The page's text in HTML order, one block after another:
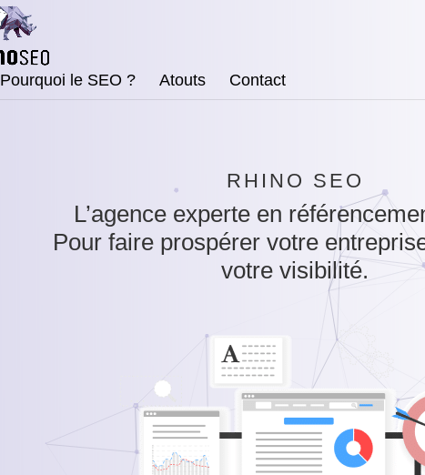
Pourquoi le SEO ? Atouts Contact
RHINO SEO
L’agence experte en
Pour faire prospérer votre
votre visibilité.